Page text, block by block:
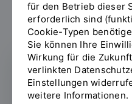
Sie
befinden
sich
auf
der
Seite
"Promotionszentrum
Angewandte
Promotionszentrum
INHALT
für den Betrieb dieser
erforderlich sind
Cookie-Typen
Sie können Ihre
Wirkung für die
verlinkten
Einstellungen
weitere Informationen.